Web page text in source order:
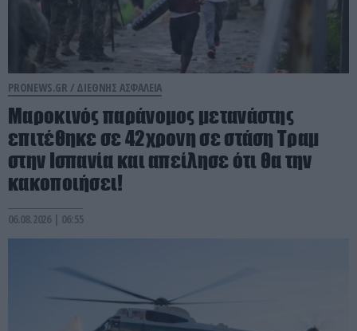
PRONEWS.GR / ΔΙΕΘΝΗΣ ΑΣΦΑΛΕΙΑ
Μαροκινός παράνομος μετανάστης
επιτέθηκε σε 42χρονη σε στάση Τραμ
στην Ισπανία και απείλησε ότι θα την
κακοποιήσει!
06.08.2026 | 06:55